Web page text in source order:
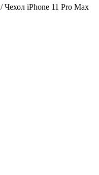
/ Чехол iPhone 11 Pro Max